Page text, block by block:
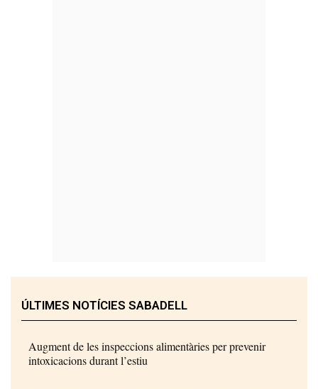
ÚLTIMES NOTÍCIES SABADELL
Augment de les inspeccions alimentàries per prevenir
intoxicacions durant l’estiu